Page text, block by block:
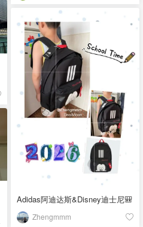
Adidas阿迪达斯&Disney迪士尼🎒
Zhengmmm